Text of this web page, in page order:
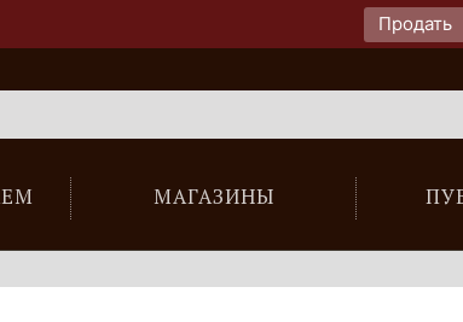
Продать
МАГАЗИНЫ